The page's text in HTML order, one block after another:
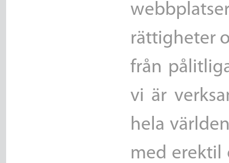
rättigheter
från
vi är
hela
med erektil